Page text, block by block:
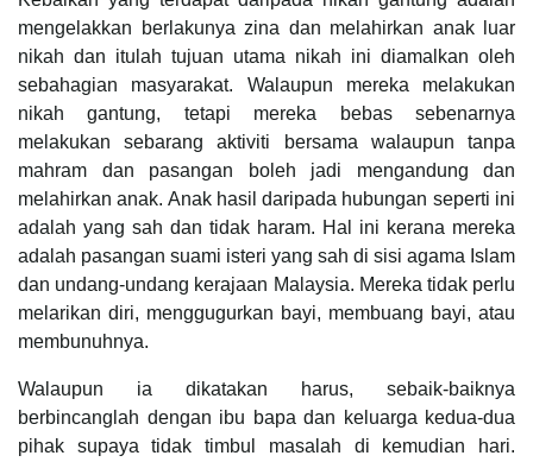
mengelakkan berlakunya zina dan melahirkan anak luar
nikah dan itulah tujuan utama nikah ini diamalkan oleh
sebahagian masyarakat. Walaupun mereka melakukan
nikah gantung, tetapi mereka bebas sebenarnya
melakukan sebarang aktiviti bersama walaupun tanpa
mahram dan pasangan boleh jadi mengandung dan
melahirkan anak. Anak hasil daripada hubungan seperti ini
adalah yang sah dan tidak haram. Hal ini kerana mereka
adalah pasangan suami isteri yang sah di sisi agama Islam
dan undang-undang kerajaan Malaysia. Mereka tidak perlu
melarikan diri, menggugurkan bayi, membuang bayi, atau
membunuhnya.
Walaupun ia dikatakan harus, sebaik-baiknya
berbincanglah dengan ibu bapa dan keluarga kedua-dua
pihak supaya tidak timbul masalah di kemudian hari.